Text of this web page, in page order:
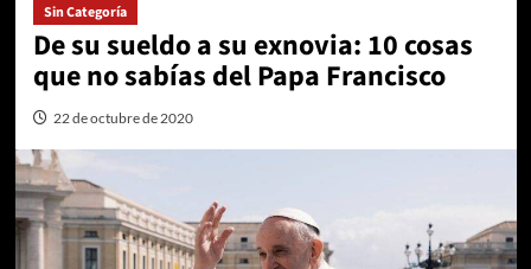
Sin Categoría
De su sueldo a su exnovia: 10 cosas
que no sabías del Papa Francisco
22 de octubre de 2020